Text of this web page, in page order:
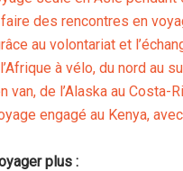
des rencontres en
au volontariat et
à vélo, du nord au
van, de l’Alaska au Costa-
engagé au Kenya,
plus :